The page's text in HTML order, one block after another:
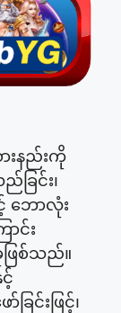
ားနည်းကို
ခြင်း၊
ဘောလုံး
င်း
ြစ်သည်။
ြင်းဖြင့်၊